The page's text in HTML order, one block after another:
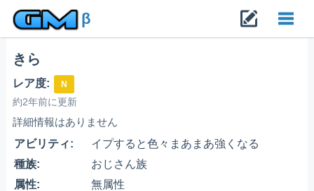
β
きら
レア度: N
約2年前に更新
詳細情報はありません
アビリティ:
イプすると色々まあまあ強くなる
種族:
おじさん族
属性:
無属性